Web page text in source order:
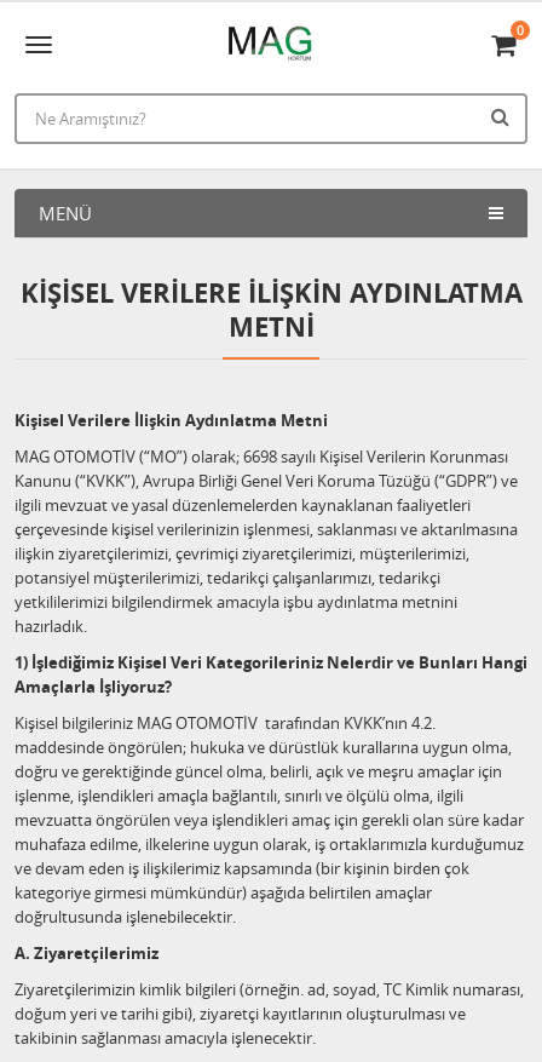
0
MENÜ
KIŞISEL VERILERE İLIŞKIN AYDINLATMA
METNI
Kişisel Verilere İlişkin Aydınlatma Metni
MAG OTOMOTİV (“MO”) olarak; 6698 sayılı Kişisel Verilerin Korunması
Kanunu (“KVKK”), Avrupa Birliği Genel Veri Koruma Tüzüğü (“GDPR”) ve
ilgili mevzuat ve yasal düzenlemelerden kaynaklanan faaliyetleri
çerçevesinde kişisel verilerinizin işlenmesi, saklanması ve aktarılmasına
ilişkin ziyaretçilerimizi, çevrimiçi ziyaretçilerimizi, müşterilerimizi,
potansiyel müşterilerimizi, tedarikçi çalışanlarımızı, tedarikçi
yetkililerimizi bilgilendirmek amacıyla işbu aydınlatma metnini
hazırladık.
1) İşlediğimiz Kişisel Veri Kategorileriniz Nelerdir ve Bunları Hangi
Amaçlarla İşliyoruz?
Kişisel bilgileriniz MAG OTOMOTİV tarafından KVKK’nın 4.2.
maddesinde öngörülen; hukuka ve dürüstlük kurallarına uygun olma,
doğru ve gerektiğinde güncel olma, belirli, açık ve meşru amaçlar için
işlenme, işlendikleri amaçla bağlantılı, sınırlı ve ölçülü olma, ilgili
mevzuatta öngörülen veya işlendikleri amaç için gerekli olan süre kadar
muhafaza edilme, ilkelerine uygun olarak, iş ortaklarımızla kurduğumuz
ve devam eden iş ilişkilerimiz kapsamında (bir kişinin birden çok
kategoriye girmesi mümkündür) aşağıda belirtilen amaçlar
doğrultusunda işlenebilecektir.
A. Ziyaretçilerimiz
Ziyaretçilerimizin kimlik bilgileri (örneğin. ad, soyad, TC Kimlik numarası,
doğum yeri ve tarihi gibi), ziyaretçi kayıtlarının oluşturulması ve
takibinin sağlanması amacıyla işlenecektir.